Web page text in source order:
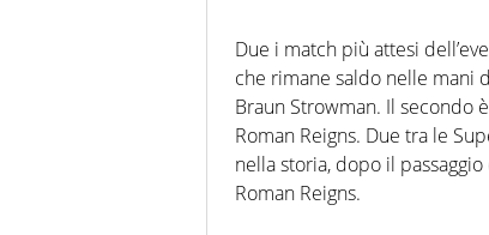
Due i match più attesi
che rimane saldo nelle mani
Braun Strowman. Il secondo
Roman Reigns. Due tra le
nella storia, dopo il
Roman Reigns.